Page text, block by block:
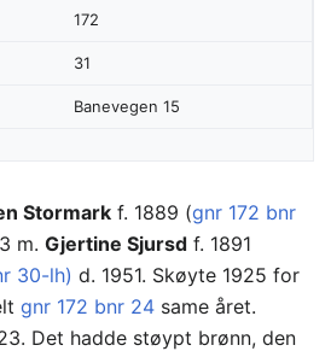
172
31
Banevegen 15
Stormark f. 1889 (gnr 172 bnr
m. Gjertine Sjursd f. 1891
30-lh) d. 1951. Skøyte 1925 for
gnr 172 bnr 24 same året.
Det hadde støypt brønn, den